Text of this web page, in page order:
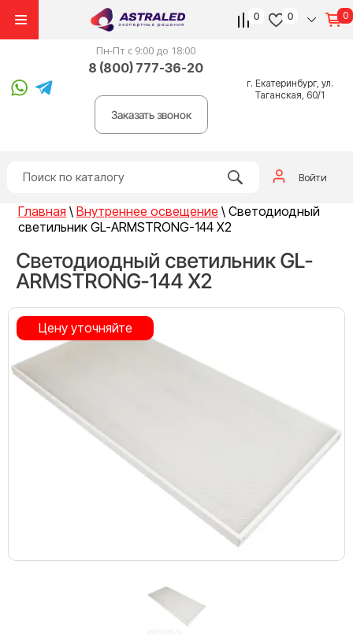
0 0 0
г. Екатеринбург, ул.
Таганская, 60/1
Пн-Пт с 9:00 до 18:00
8 (800) 777-36-20
Заказать звонок
Войти
Главная \ Внутреннее освещение \ Светодиодный
светильник GL-ARMSTRONG-144 Х2
Светодиодный светильник GL-
ARMSTRONG-144 Х2
Цену уточняйте